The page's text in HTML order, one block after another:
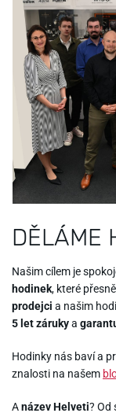
DĚLÁME
Našim cílem je
hodinek, které
prodejci a našim
5 let zárukya
Hodinky nás baví a
znalosti na našem
Anázev Helveti? Od